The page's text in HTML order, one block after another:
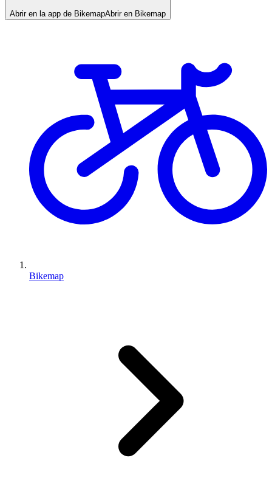
Abrir en la app de BikemapAbrir en Bikemap
Bikemap